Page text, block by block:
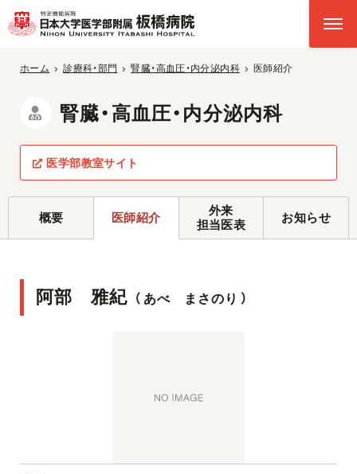
ホーム 診療科・部門 腎臓・高血圧・内分泌内科 医師紹介
腎臓・高血圧・内分泌内科
医学部教室サイト
概要 医師紹介
外来
担当医表
お知らせ
阿部 雅紀 （ あべ まさのり ）